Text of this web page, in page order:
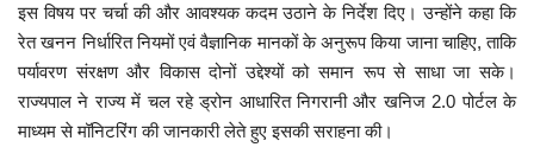
संपर्क
इस विषय पर चर्चा की और आवश्यक कदम उठाने के निर्देश दिए। उन्होंने कहा कि
रेत खनन निर्धारित नियमों एवं वैज्ञानिक मानकों के अनुरूप किया जाना चाहिए, ताकि
पर्यावरण संरक्षण और विकास दोनों उद्देश्यों को समान रूप से साधा जा सके।
राज्यपाल ने राज्य में चल रहे ड्रोन आधारित निगरानी और खनिज 2.0 पोर्टल के
माध्यम से मॉनिटरिंग की जानकारी लेते हुए इसकी सराहना की।